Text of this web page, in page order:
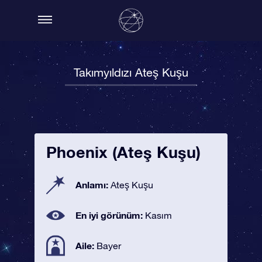
Takımyıldızı Ateş Kuşu
Phoenix (Ateş Kuşu)
Anlamı: Ateş Kuşu
En iyi görünüm: Kasım
Aile: Bayer